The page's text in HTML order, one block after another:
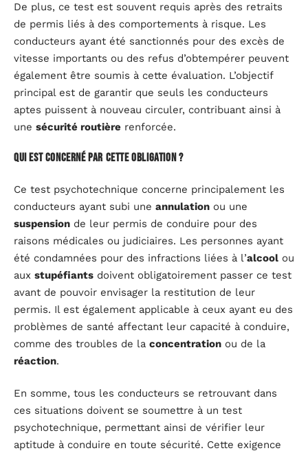
De plus, ce test est souvent requis après des retraits
de permis liés à des comportements à risque. Les
conducteurs ayant été sanctionnés pour des excès de
vitesse importants ou des refus d’obtempérer peuvent
également être soumis à cette évaluation. L’objectif
principal est de garantir que seuls les conducteurs
aptes puissent à nouveau circuler, contribuant ainsi à
une sécurité routière renforcée.
Qui est concerné par cette obligation ?
Ce test psychotechnique concerne principalement les
conducteurs ayant subi une annulation ou une
suspension de leur permis de conduire pour des
raisons médicales ou judiciaires. Les personnes ayant
été condamnées pour des infractions liées à l’alcool ou
aux stupéfiants doivent obligatoirement passer ce test
avant de pouvoir envisager la restitution de leur
permis. Il est également applicable à ceux ayant eu des
problèmes de santé affectant leur capacité à conduire,
comme des troubles de la concentration ou de la
réaction.
En somme, tous les conducteurs se retrouvant dans
ces situations doivent se soumettre à un test
psychotechnique, permettant ainsi de vérifier leur
aptitude à conduire en toute sécurité. Cette exigence